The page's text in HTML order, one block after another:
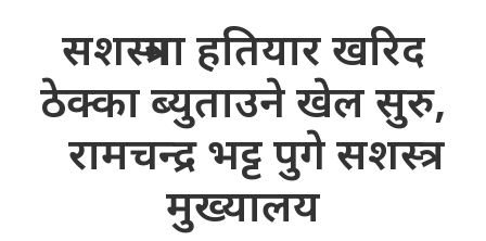
सशस्त्रमा हतियार खरिद
ठेक्का ब्युताउने खेल सुरु,
रामचन्द्र भट्ट पुगे सशस्त्र
मुख्यालय